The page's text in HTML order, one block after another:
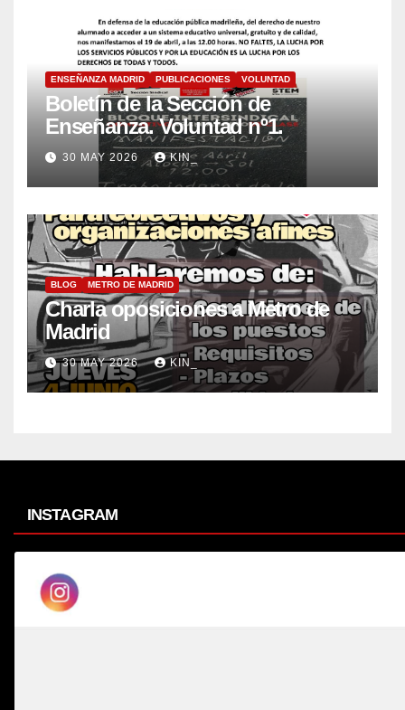
ENSEÑANZA MADRID PUBLICACIONES VOLUNTAD
Boletín de la Sección de
Enseñanza. Voluntad nº1.
30 MAY 2026 KIN_
BLOG METRO DE MADRID
Charla oposiciones a Metro de
Madrid
30 MAY 2026 KIN_
INSTAGRAM